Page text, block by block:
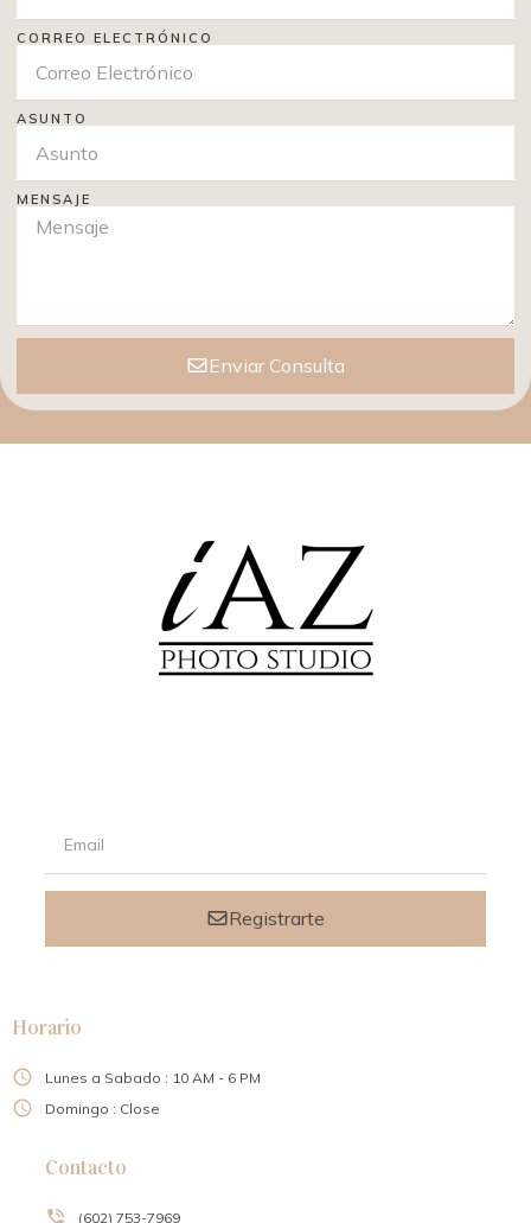
CORREO ELECTRÓNICO
ASUNTO
MENSAJE
Enviar Consulta
Registrarte
Horario
Lunes a Sabado : 10 AM - 6 PM
Domingo : Close
Contacto
(602) 753-7969